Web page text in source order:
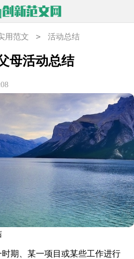
用范文 > 活动总结
母活动总结
期、某一项目或某些工作进行